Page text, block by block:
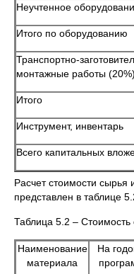
Неучтенное
Итого по оборудованию
Транспортно-
монтажные работы (20%)
Итого
Инструмент, инвентарь
Всего капитальных
Расчет стоимости
представлен в таблице
Таблица 5.2 –
Наименование
материала
На